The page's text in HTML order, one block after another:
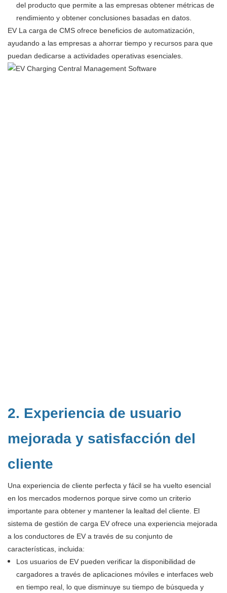
del producto que permite a las empresas obtener métricas de
rendimiento y obtener conclusiones basadas en datos.
EV La carga de CMS ofrece beneficios de automatización,
ayudando a las empresas a ahorrar tiempo y recursos para que
puedan dedicarse a actividades operativas esenciales.
2. Experiencia de usuario
mejorada y satisfacción del
cliente
Una experiencia de cliente perfecta y fácil se ha vuelto esencial
en los mercados modernos porque sirve como un criterio
importante para obtener y mantener la lealtad del cliente. El
sistema de gestión de carga EV ofrece una experiencia mejorada
a los conductores de EV a través de su conjunto de
características, incluida:
Los usuarios de EV pueden verificar la disponibilidad de
cargadores a través de aplicaciones móviles e interfaces web
en tiempo real, lo que disminuye su tiempo de búsqueda y